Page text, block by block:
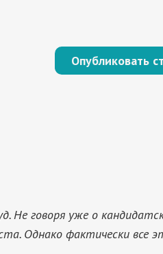
Опубликовать
Не говоря уже о
Однако фактически все